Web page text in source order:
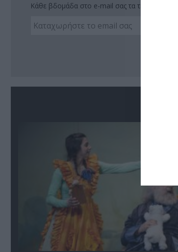
Κάθε βδομάδα στο e-mail σας τα τελευταία